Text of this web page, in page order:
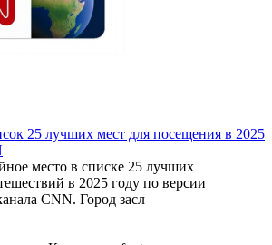
25 лучших мест для посещения в 2025
место в списке 25 лучших
в 2025 году по версии
CNN. Город засл